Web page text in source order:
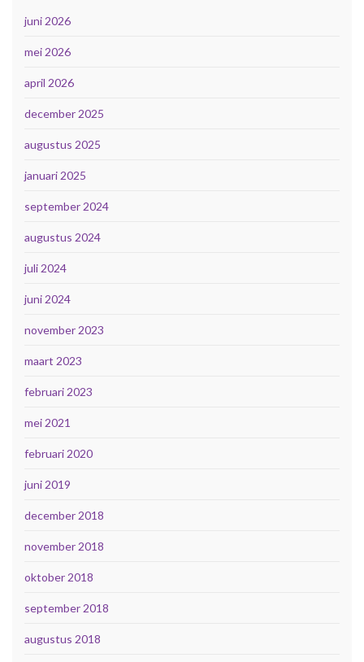
juni 2026
mei 2026
april 2026
december 2025
augustus 2025
januari 2025
september 2024
augustus 2024
juli 2024
juni 2024
november 2023
maart 2023
februari 2023
mei 2021
februari 2020
juni 2019
december 2018
november 2018
oktober 2018
september 2018
augustus 2018